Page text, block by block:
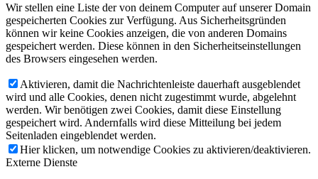
Wir stellen eine Liste der von deinem Computer auf unserer Domain
gespeicherten Cookies zur Verfügung. Aus Sicherheitsgründen
können wir keine Cookies anzeigen, die von anderen Domains
gespeichert werden. Diese können in den Sicherheitseinstellungen
des Browsers eingesehen werden.
Aktivieren, damit die Nachrichtenleiste dauerhaft ausgeblendet
wird und alle Cookies, denen nicht zugestimmt wurde, abgelehnt
werden. Wir benötigen zwei Cookies, damit diese Einstellung
gespeichert wird. Andernfalls wird diese Mitteilung bei jedem
Seitenladen eingeblendet werden.
Hier klicken, um notwendige Cookies zu aktivieren/deaktivieren.
Externe Dienste